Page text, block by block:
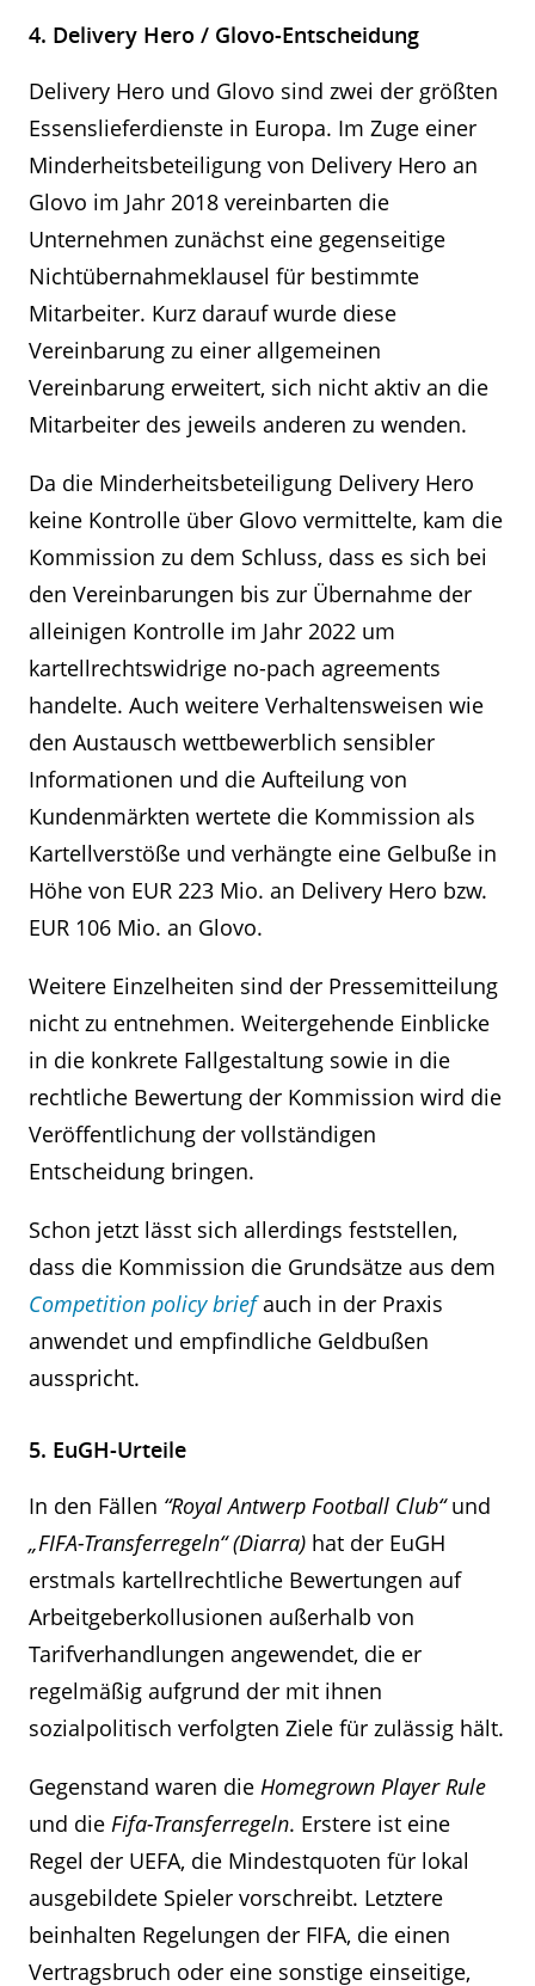
4. Delivery Hero / Glovo-Entscheidung
Delivery Hero und Glovo sind zwei der größten
Essenslieferdienste in Europa. Im Zuge einer
Minderheitsbeteiligung von Delivery Hero an
Glovo im Jahr 2018 vereinbarten die
Unternehmen zunächst eine gegenseitige
Nichtübernahmeklausel für bestimmte
Mitarbeiter. Kurz darauf wurde diese
Vereinbarung zu einer allgemeinen
Vereinbarung erweitert, sich nicht aktiv an die
Mitarbeiter des jeweils anderen zu wenden.
Da die Minderheitsbeteiligung Delivery Hero
keine Kontrolle über Glovo vermittelte, kam die
Kommission zu dem Schluss, dass es sich bei
den Vereinbarungen bis zur Übernahme der
alleinigen Kontrolle im Jahr 2022 um
kartellrechtswidrige no-pach agreements
handelte. Auch weitere Verhaltensweisen wie
den Austausch wettbewerblich sensibler
Informationen und die Aufteilung von
Kundenmärkten wertete die Kommission als
Kartellverstöße und verhängte eine Gelbuße in
Höhe von EUR 223 Mio. an Delivery Hero bzw.
EUR 106 Mio. an Glovo.
Weitere Einzelheiten sind der Pressemitteilung
nicht zu entnehmen. Weitergehende Einblicke
in die konkrete Fallgestaltung sowie in die
rechtliche Bewertung der Kommission wird die
Veröffentlichung der vollständigen
Entscheidung bringen.
Schon jetzt lässt sich allerdings feststellen,
dass die Kommission die Grundsätze aus dem
Competition policy briefauch in der Praxis
anwendet und empfindliche Geldbußen
ausspricht.
5. EuGH-Urteile
In den Fällen “Royal Antwerp Football Club“und
„FIFA-Transferregeln“ (Diarra) hat der EuGH
erstmals kartellrechtliche Bewertungen auf
Arbeitgeberkollusionen außerhalb von
Tarifverhandlungen angewendet, die er
regelmäßig aufgrund der mit ihnen
sozialpolitisch verfolgten Ziele für zulässig hält.
Gegenstand waren die Homegrown Player Rule
und die Fifa-Transferregeln. Erstere ist eine
Regel der UEFA, die Mindestquoten für lokal
ausgebildete Spieler vorschreibt. Letztere
beinhalten Regelungen der FIFA, die einen
Vertragsbruch oder eine sonstige einseitige,